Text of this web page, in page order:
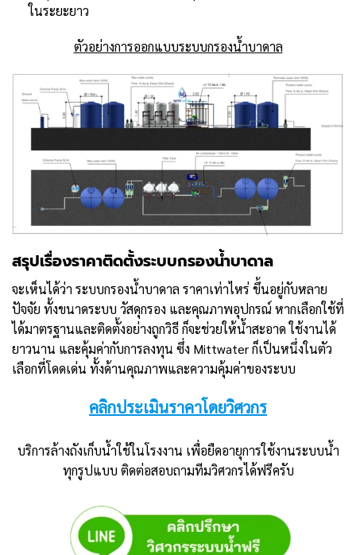
ในระยะยาว
ตัวอย่างการออกแบบระบบกรองน้ำบาดาล
สรุปเรื่องราคาติดตั้งระบบกรองน้ำบาดาล
จะเห็นได้ว่า ระบบกรองน้ำบาดาล ราคาเท่าไหร่ ขึ้นอยู่กับหลาย
ปัจจัย ทั้งขนาดระบบ วัสดุกรอง และคุณภาพอุปกรณ์ หากเลือกใช้ที่
ได้มาตรฐานและติดตั้งอย่างถูกวิธี ก็จะช่วยให้น้ำสะอาด ใช้งานได้
ยาวนาน และคุ้มค่ากับการลงทุน ซึ่ง Mittwater ก็เป็นหนึ่งในตัว
เลือกที่โดดเด่น ทั้งด้านคุณภาพและความคุ้มค่าของระบบ
คลิกประเมินราคาโดยวิศวกร
บริการล้างถังเก็บน้ำใช้ในโรงงาน เพื่อยืดอายุการใช้งานระบบน้ำ
ทุกรูปแบบ ติดต่อสอบถามทีมวิศวกรได้ฟรีครับ